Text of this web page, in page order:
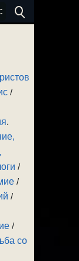
/
.
/
/
/
/
со